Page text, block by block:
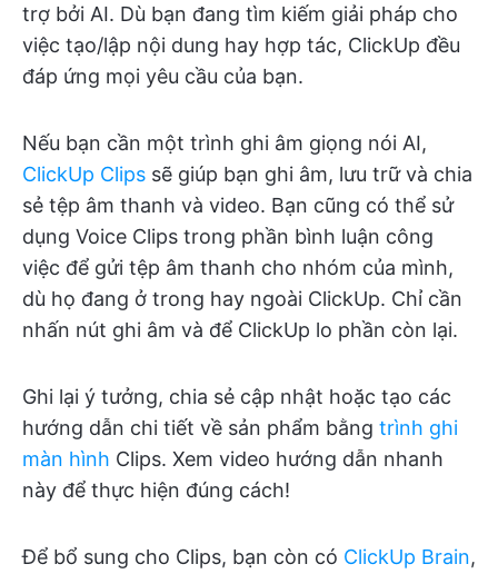
trợ bởi AI. Dù bạn đang tìm kiếm giải pháp cho
việc tạo/lập nội dung hay hợp tác, ClickUp đều
đáp ứng mọi yêu cầu của bạn.
Nếu bạn cần một trình ghi âm giọng nói AI,
ClickUp Clips sẽ giúp bạn ghi âm, lưu trữ và chia
sẻ tệp âm thanh và video. Bạn cũng có thể sử
dụng Voice Clips trong phần bình luận công
việc để gửi tệp âm thanh cho nhóm của mình,
dù họ đang ở trong hay ngoài ClickUp. Chỉ cần
nhấn nút ghi âm và để ClickUp lo phần còn lại.
Ghi lại ý tưởng, chia sẻ cập nhật hoặc tạo các
hướng dẫn chi tiết về sản phẩm bằng trình ghi
màn hình Clips. Xem video hướng dẫn nhanh
này để thực hiện đúng cách!
Để bổ sung cho Clips, bạn còn có ClickUp Brain,